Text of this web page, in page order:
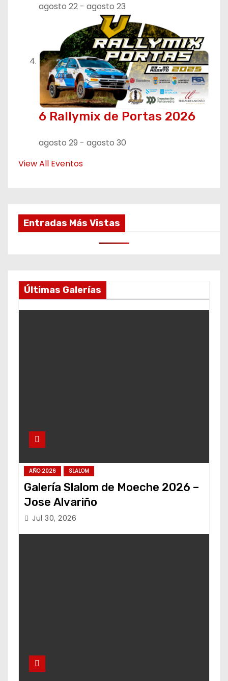
agosto 22 - agosto 23
6 Rallymix de Portas 2026
agosto 29 - agosto 30
View All Eventos
Entradas Más Vistas
Últimas Galerías
AÑO 2026 SLALOM
Galería Slalom de Moeche 2026 –
Jose Alvariño
Jul 30, 2026